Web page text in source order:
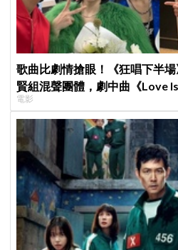
歌曲比劇情搶眼！《狂唱下半
賢組混聲團體，劇中曲《Love
電影